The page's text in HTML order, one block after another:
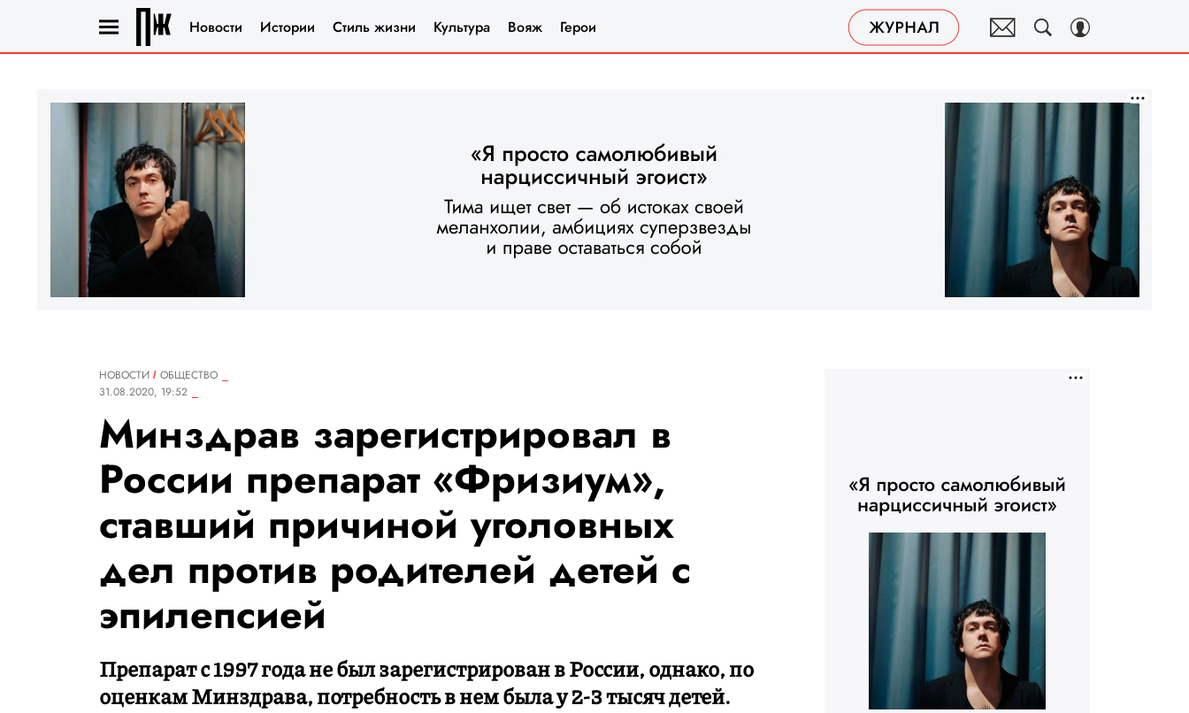
Новости Истории Стиль жизни Культура Вояж Герои
НОВОСТИ
ОБЩЕСТВО
31.08.2020, 19:52
Минздрав зарегистрировал в
России препарат «Фризиум»,
ставший причиной уголовных
дел против родителей детей с
эпилепсией
Препарат с 1997 года не был зарегистрирован в России, однако, по
оценкам Минздрава, потребность в нем была у 2-3 тысяч детей.